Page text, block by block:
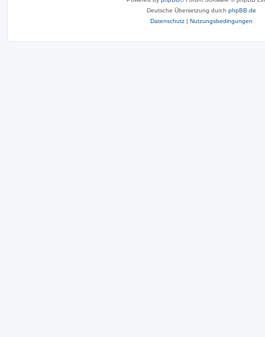
Deutsche Übersetzung durch phpBB.de
Datenschutz | Nutzungsbedingungen